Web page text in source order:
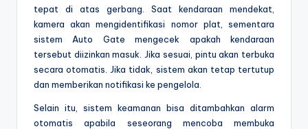
tepat di atas gerbang. Saat kendaraan mendekat,
kamera akan mengidentifikasi nomor plat, sementara
sistem Auto Gate mengecek apakah kendaraan
tersebut diizinkan masuk. Jika sesuai, pintu akan terbuka
secara otomatis. Jika tidak, sistem akan tetap tertutup
dan memberikan notifikasi ke pengelola.
Selain itu, sistem keamanan bisa ditambahkan alarm
otomatis apabila seseorang mencoba membuka